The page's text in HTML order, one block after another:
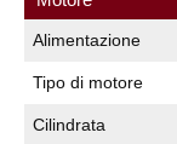
Alimentazione
Tipo di motore
Cilindrata